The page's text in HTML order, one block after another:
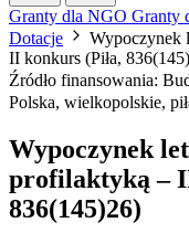
Granty dla NGO Granty
Dotacje
Wypoczynek
II konkurs (Piła,
Źródło finansowania:
Polska, wielkopolskie,
Wypoczynek
profilaktyką –
836(145)26)